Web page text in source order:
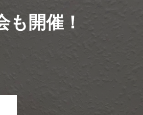
開催！